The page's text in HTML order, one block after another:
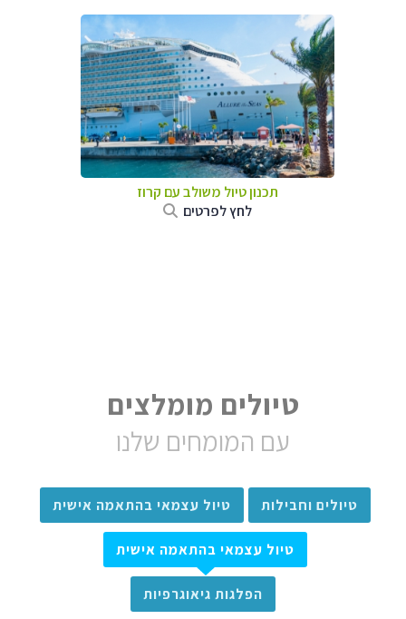
תכנון טיול משולב עם קרוז
לחץ לפרטים
טיולים מומלצים
עם המומחים שלנו
טיולים וחבילות טיול עצמאי בהתאמה אישית
טיול עצמאי בהתאמה אישית
הפלגות גיאוגרפיות